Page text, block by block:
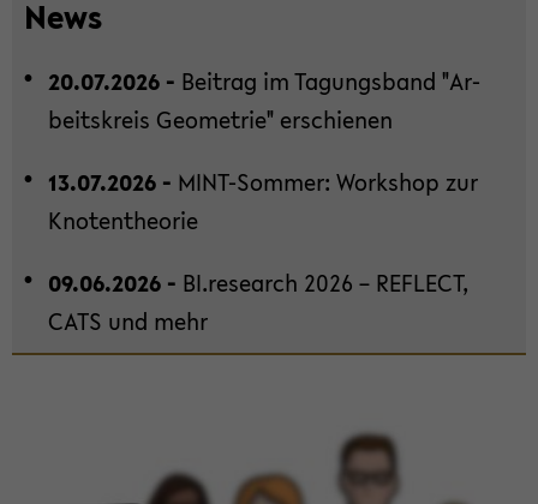
Haupt­
halt
ti­
wech­
News
20.07.2026 - Bei­trag im Ta­gungs­band "Ar­
beits­kreis Geo­me­trie" er­schie­nen
13.07.2026 - MINT-​Sommer: Work­shop zur
Kno­ten­theo­rie
09.06.2026 - BI.re­se­arch 2026 – RE­FLECT,
CATS und mehr